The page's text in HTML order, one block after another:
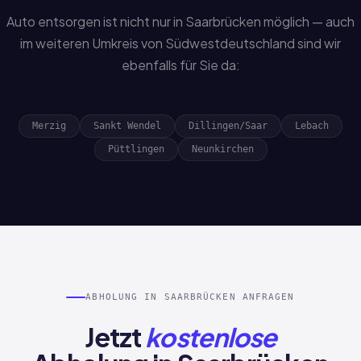
Auto entsorgen ist nicht nur in Saarbrücken möglich — auch
im weiteren Umkreis von Südwestdeutschland sind wir
ebenfalls für Sie da:
Merzig Sankt Wendel Dillingen/Saar Lebach
Püttlingen Neunkirchen
ABHOLUNG IN SAARBRÜCKEN ANFRAGEN
Jetztkostenlose